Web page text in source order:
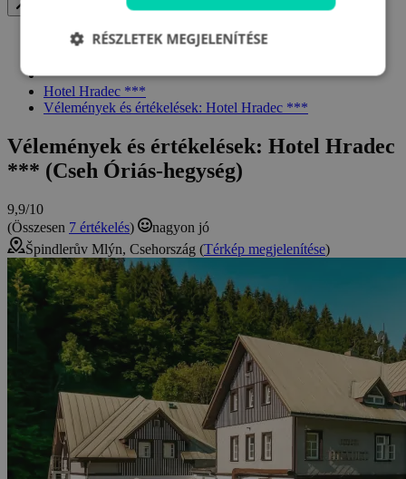
Hotel Hradec ***
Vélemények és értékelések: Hotel Hradec ***
Vélemények és értékelések: Hotel Hradec
*** (Cseh Óriás-hegység)
9,9/10
(Összesen 7 értékelés)
nagyon jó
Špindlerův Mlýn, Csehország (Térkép megjelenítése)
RÉSZLETEK MEGJELENÍTÉSE